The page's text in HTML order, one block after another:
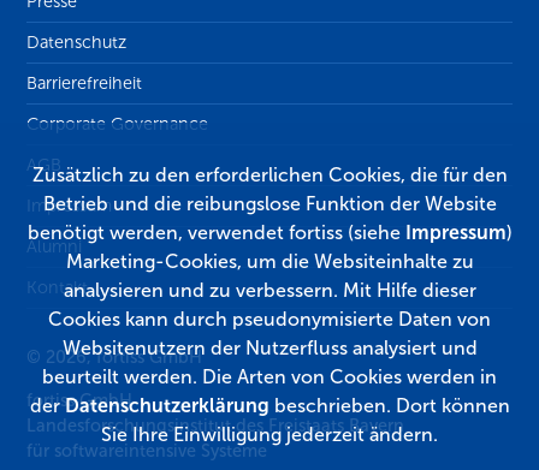
Datenschutz
Barrierefreiheit
Corporate Governance
AGB
Impressum
Alumni
Kontakt
© 2026, fortiss GmbH
fortiss GmbH
Landesforschungsinstitut des Freistaats Bayern
für softwareintensive Systeme
Zusätzlich zu den erforderlichen Cookies, die für den
Betrieb und die reibungslose Funktion der Website
benötigt werden, verwendet fortiss (siehe Impressum)
Marketing-Cookies, um die Websiteinhalte zu
analysieren und zu verbessern. Mit Hilfe dieser
Cookies kann durch pseudonymisierte Daten von
Websitenutzern der Nutzerfluss analysiert und
beurteilt werden. Die Arten von Cookies werden in
derDatenschutzerklärung beschrieben. Dort können
Sie Ihre Einwilligung jederzeit ändern.